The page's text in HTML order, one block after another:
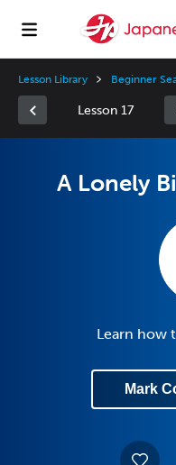
Lesson Library Beginner
Lesson 17
A Lonely
Learn how
Mark